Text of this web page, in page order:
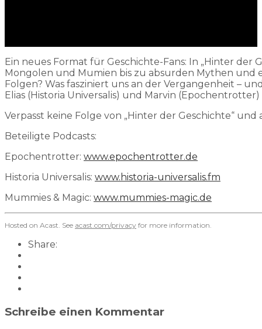
Ein neues Format für Geschichte-Fans: In „Hinter
Mongolen und Mumien bis zu absurden Mythen und
Folgen? Was fasziniert uns an der Vergangenheit –
Elias (Historia Universalis) und Marvin
Verpasst keine Folge von „Hinter der Geschichte“
Beteiligte Podcasts:
Epochentrotter: ⁠www.epochentrotter.de⁠
Historia Universalis: ⁠www.historia-universalis.fm
Mummies & Magic: ⁠www.mummies-magic.de
Hosted on Acast. See acast.com/privacy for more information.
Share:
Schreibe einen Kommentar